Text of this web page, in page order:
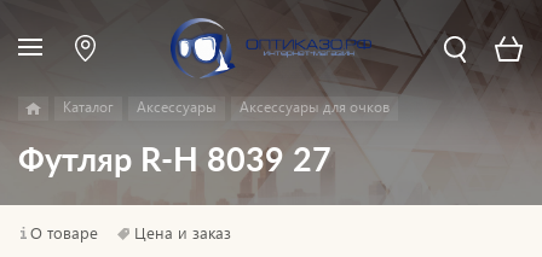
Каталог Аксессуары Аксессуары для очков
Футляр R-H 8039 27
О товаре Цена и заказ